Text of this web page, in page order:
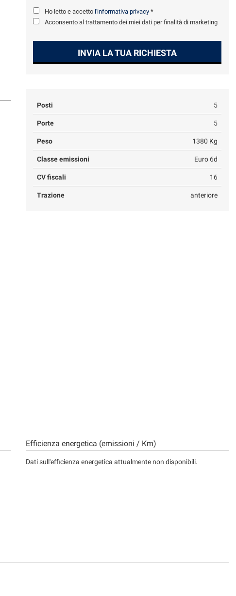
Ho letto e accetto l'informativa privacy *
Acconsento al trattamento dei miei dati per finalità di marketing
INVIA LA TUA RICHIESTA
Posti 5
Porte 5
Peso 1380 Kg
Classe emissioni Euro 6d
CV fiscali 16
Trazione anteriore
Efficienza energetica (emissioni / Km)
Dati sull'efficienza energetica attualmente non disponibili.